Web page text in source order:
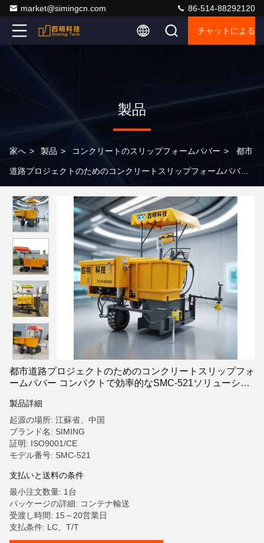
market@simingcn.com 86-514-88292120
チャットによる
製品
家へ > 製品 > コンクリートのスリップフォームパバー > 都市
道路プロジェクトのためのコンクリートスリップフォームパバー
都市道路プロジェクトのためのコンクリートスリップフォ
ームパバー コンパクトで効率的なSMC-521ソリューショ
製品詳細
起源の場所: 江蘇省、中国
ブランド名: SIMING
証明: ISO9001/CE
モデル番号: SMC-521
支払いと送料の条件
最小注文数量: 1台
パッケージの詳細: コンテナ輸送
受渡し時間: 15～20営業日
支払条件: LC、T/T